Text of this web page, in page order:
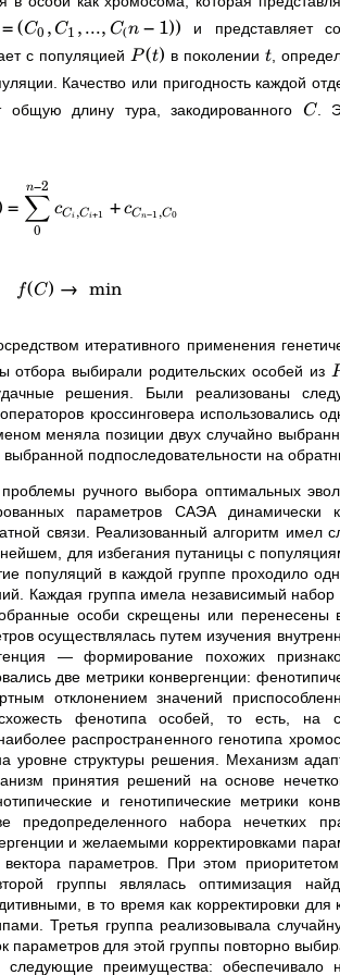
=(C0 , C1 ,..., C(n − 1)) и представляет
с популяцией P(t) в поколении t,
Качество или пригодность каждой
общую длину тура, закодированного C.
=
0
∑
n−2
cCi ,Ci+1 + cCn−1 ,C0
f(C) → min
итеративного применения
отбора выбирали родительских особей из
решения. Были реализованы
кроссинговера использовались
меняла позиции двух случайно
подпоследовательности на
ручного выбора оптимальных
параметров САЭА динамически
связи. Реализованный алгоритм имел
для избегания путаницы с
популяций в каждой группе проходило
Каждая группа имела независимый набор
особи скрещены или перенесены
осуществлялась путем изучения
— формирование похожих
две метрики конвергенции:
отклонением значений
фенотипа особей, то есть, на
распространенного генотипа
уровне структуры решения. Механизм
принятия решений на основе
и генотипические метрики
набора нечетких
и желаемыми корректировками
параметров. При этом
группы являлась оптимизация
в то время как корректировки для
Третья группа реализовывала
параметров для этой группы повторно
преимущества: обеспечивало